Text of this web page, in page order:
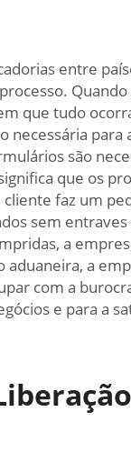
entre
que tudo
são
que os
faz um
sem
a
a
com a
e para a